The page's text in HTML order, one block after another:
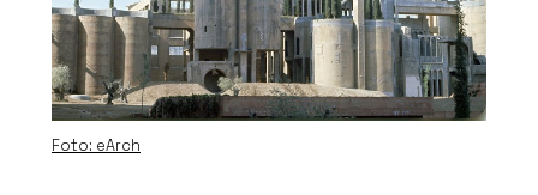
Foto: eArch